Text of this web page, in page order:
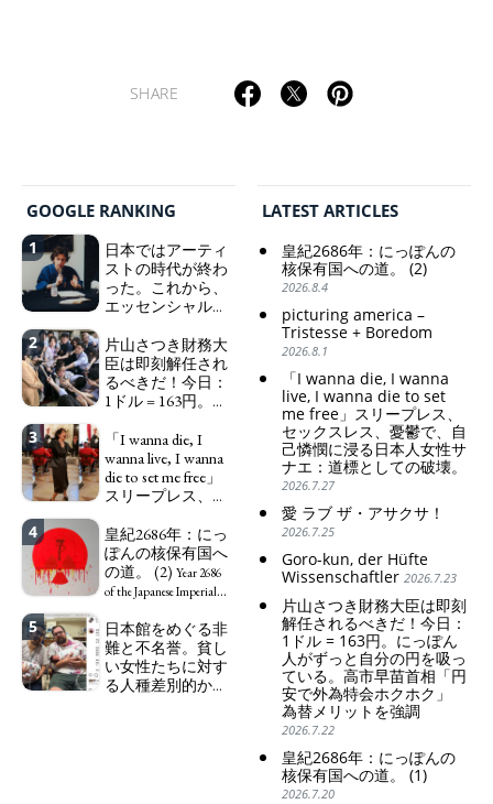
TAGS PEOPLE RANKING
ART WORLD CULTURAL ESSAYS POP CULTURE JP-SOCIETY
POLITICS REVIEWS ARTICLES
SHARE
GOOGLE RANKING
1
日本ではアーティ
ストの時代が終わ
った。これから、
エッセンシャルワ
ワーカー、ソーシ
ャルワーカーと同
じ、アートワーカ
ーになる。We have
word "artist" into the
word "Art Worker"
(similar to "Essential
Worker", "Sex Worker" or
2
片山さつき財務大
臣は即刻解任され
るべきだ！今日：
1ドル = 163円。に
自分の円を吸って
いる。高市早苗首
相「円安で外為特
会ホクホク」 為
Finance Minister
KATAYAMA Satsuki
should be fired
immediately! Today: 1
Japanese Have Long Been
Draining Their Own Yen.
Prime Minister
TAKAICHI Sanae: "The
3
「I wanna die, I
wanna live, I wanna
die to set me free」
スリープレス、セ
で、自己憐憫に浸
る日本人女性サナ
エ：道標としての
破壊。"I wanna die, I
set me free" - Sanae, a
Japanese woman who is
sleepless, sexless, depressive
and wallowing in self-
4
皇紀2686年：にっ
ぽんの核保有国へ
の道。 (2) Year 2686
of the Japanese Imperial
Becoming a Nuclear
Power. (2)
5
日本館をめぐる非
難と不名誉。貧し
い女性たちに対す
る人種差別的かつ
LATEST ARTICLES
皇紀2686年：にっぽんの
核保有国への道。 (2)
2026.8.4
picturing america –
Tristesse + Boredom
2026.8.1
「I wanna die, I wanna
live, I wanna die to set
me free」スリープレス、
セックスレス、憂鬱で、自
己憐憫に浸る日本人女性サ
ナエ：道標としての破壊。
2026.7.27
愛 ラブ ザ・アサクサ！
2026.7.25
Goro-kun, der Hüfte
Wissenschaftler 2026.7.23
片山さつき財務大臣は即刻
解任されるべきだ！今日：
1ドル = 163円。にっぽん
人がずっと自分の円を吸っ
ている。高市早苗首相「円
安で外為特会ホクホク」
為替メリットを強調
2026.7.22
皇紀2686年：にっぽんの
核保有国への道。 (1)
2026.7.20